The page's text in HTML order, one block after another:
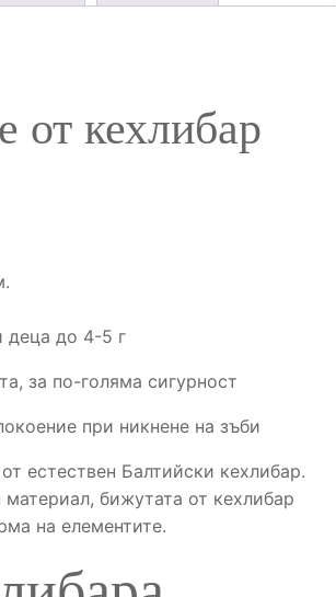
от кехлибар
деца до 4-5 г
за по-голяма сигурност
при никнене на зъби
естествен Балтийски кехлибар.
бижутата от кехлибар
на елементите.